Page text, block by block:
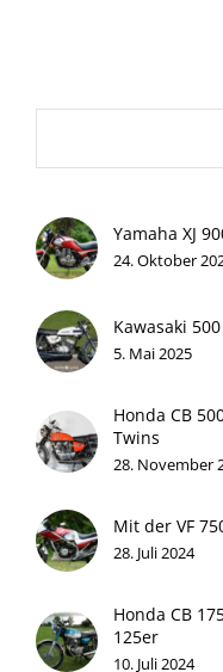
Yamaha XJ
24. Oktober
Kawasaki
5. Mai 2025
Honda CB
Twins
28. November
Mit der VF
28. Juli 2024
Honda CB
125er
10. Juli 2024